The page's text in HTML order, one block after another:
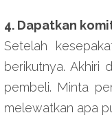
4. Dapatkan
Setelah
berikutnya. Akhiri
pembeli. Minta
melewatkan apa